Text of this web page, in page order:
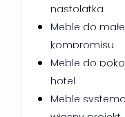
nastolatka
Meble do
kompromisu
Meble do
hotel
Meble